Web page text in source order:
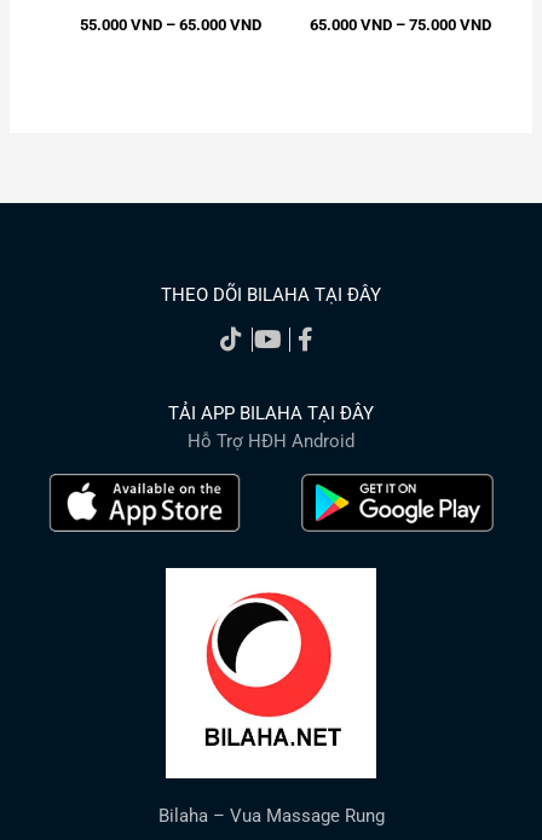
55.000VND – 65.000VND 65.000 VND – 75.000 VND
THEO DÕI BILAHA TẠI ĐÂY
TẢI APP BILAHA TẠI ĐÂY
Hỗ Trợ HĐH Android
Bilaha – Vua Massage Rung